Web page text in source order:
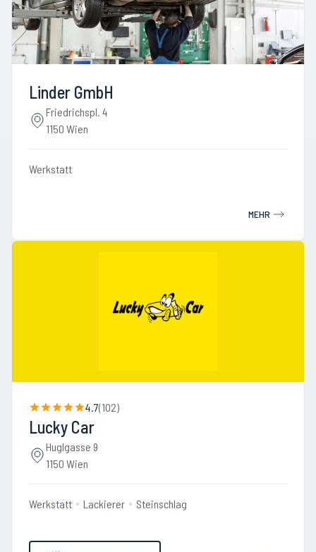
Linder GmbH
Friedrichspl. 4
1150 Wien
Werkstatt
MEHR
4.7(102)
Lucky Car
Huglgasse 9
1150 Wien
Werkstatt Lackierer Steinschlag